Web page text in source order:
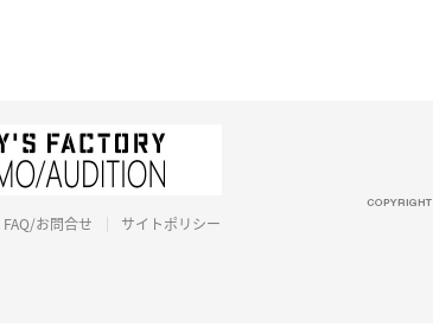
FAQ/お問合せ サイトポリシー